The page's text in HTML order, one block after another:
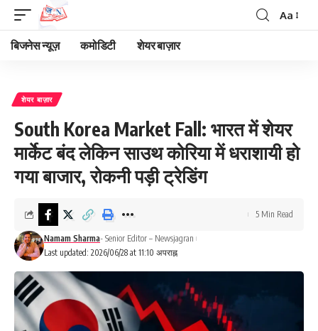
Font
Aa
बिजनेस न्यूज़ कमोडिटी शेयर बाज़ार
शेयर बाज़ार
South Korea Market Fall: भारत में शेयर
मार्केट बंद लेकिन साउथ कोरिया में धराशायी हो
गया बाजार, रोकनी पड़ी ट्रेडिंग
Last updated: 2026/06/28 at 11:10 अपराह्न
Namam Sharma- Senior Editor – Newsjagran
5 Min Read